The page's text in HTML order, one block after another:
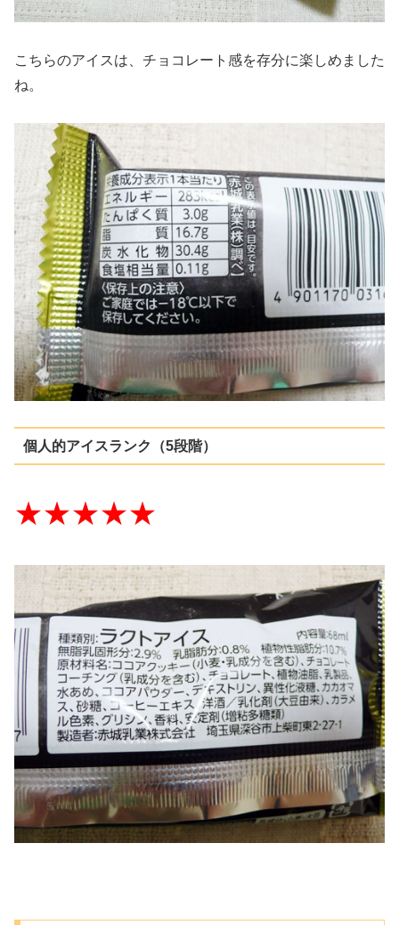
こちらのアイスは、チョコレート感を存分に楽しめました
ね。
個人的アイスランク（5段階）
★★★★★